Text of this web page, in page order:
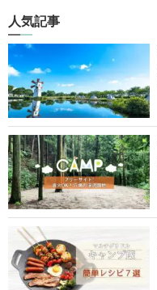
人気記事